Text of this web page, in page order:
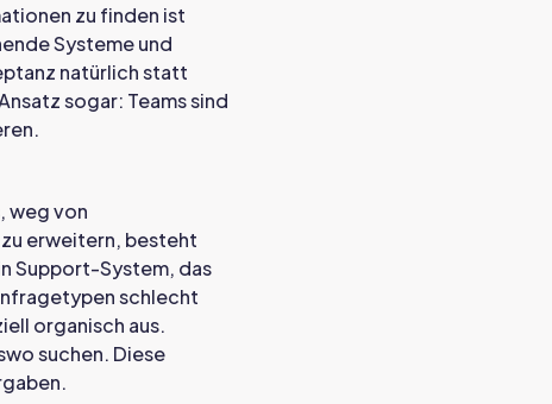
zu finden ist
Systeme und
natürlich statt
sogar: Teams sind
weg von
erweitern, besteht
Support-System, das
schlecht
organisch aus.
suchen. Diese